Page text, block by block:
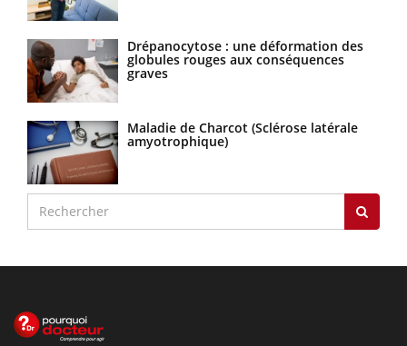
Drépanocytose : une déformation des
globules rouges aux conséquences
graves
Maladie de Charcot (Sclérose latérale
amyotrophique)